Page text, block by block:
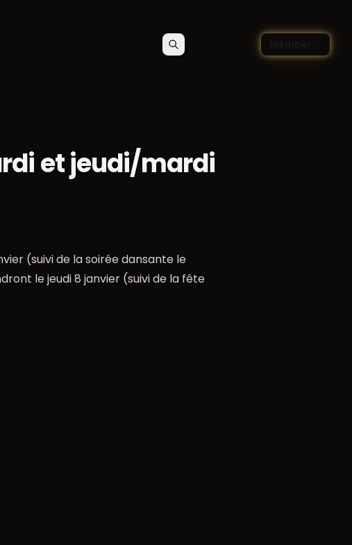
RechercherChoisir la langue —
et jeudi/mardi
(suivi de la soirée dansante le
le jeudi 8 janvier (suivi de la fête